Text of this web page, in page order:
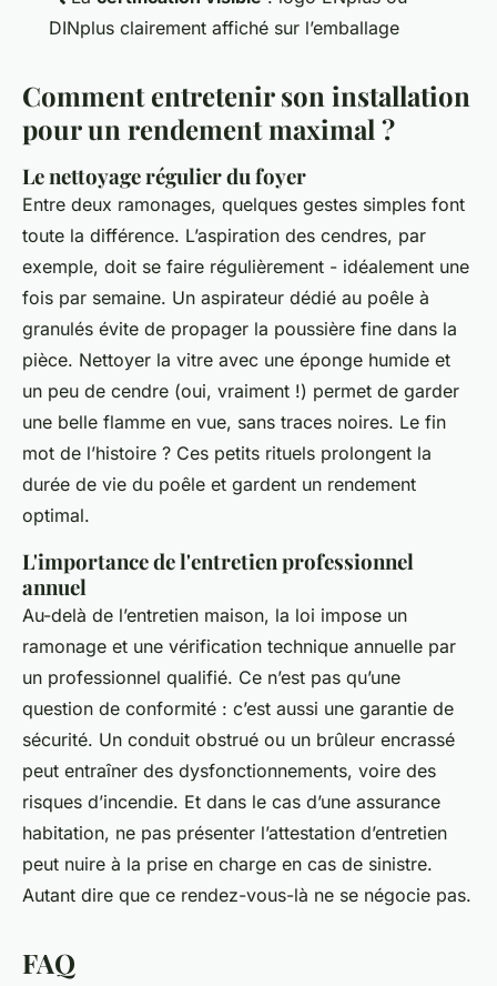
DINplus clairement affiché sur l’emballage
Comment entretenir son installation
pour un rendement maximal ?
Le nettoyage régulier du foyer
Entre deux ramonages, quelques gestes simples font
toute la différence. L’aspiration des cendres, par
exemple, doit se faire régulièrement - idéalement une
fois par semaine. Un aspirateur dédié au poêle à
granulés évite de propager la poussière fine dans la
pièce. Nettoyer la vitre avec une éponge humide et
un peu de cendre (oui, vraiment !) permet de garder
une belle flamme en vue, sans traces noires. Le fin
mot de l’histoire ? Ces petits rituels prolongent la
durée de vie du poêle et gardent un rendement
optimal.
L'importance de l'entretien professionnel
annuel
Au-delà de l’entretien maison, la loi impose un
ramonage et une vérification technique annuelle par
un professionnel qualifié. Ce n’est pas qu’une
question de conformité : c’est aussi une garantie de
sécurité. Un conduit obstrué ou un brûleur encrassé
peut entraîner des dysfonctionnements, voire des
risques d’incendie. Et dans le cas d’une assurance
habitation, ne pas présenter l’attestation d’entretien
peut nuire à la prise en charge en cas de sinistre.
Autant dire que ce rendez-vous-là ne se négocie pas.
FAQ